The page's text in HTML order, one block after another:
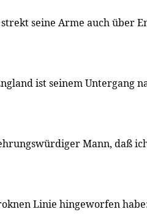
seine Arme auch über
ist seinem Untergang
Mann, daß
Linie hingeworfen